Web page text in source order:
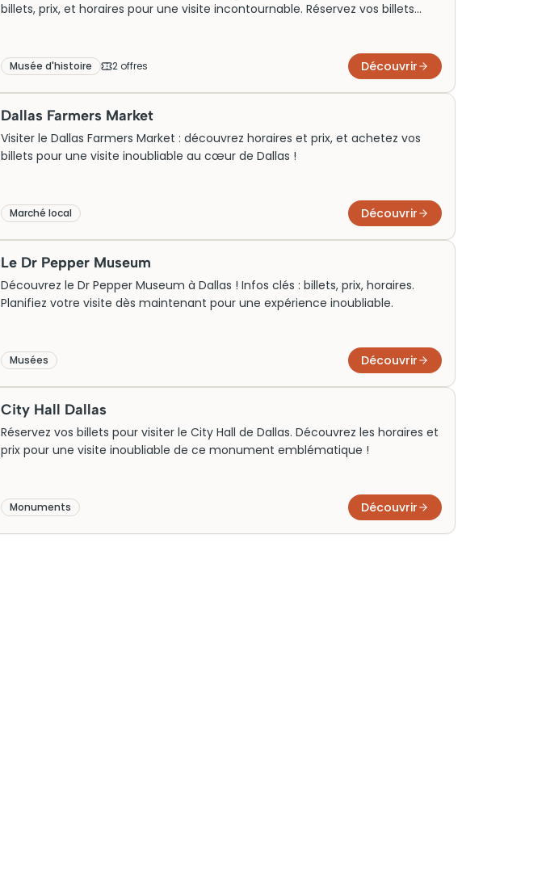
billets, prix, et horaires pour une visite incontournable. Réservez vos billets
Musée d'histoire 2 offres Découvrir
Dallas Farmers Market
Visiter le Dallas Farmers Market : découvrez horaires et prix, et achetez vos
billets pour une visite inoubliable au cœur de Dallas !
Marché local Découvrir
Le Dr Pepper Museum
Découvrez le Dr Pepper Museum à Dallas ! Infos clés : billets, prix, horaires.
Planifiez votre visite dès maintenant pour une expérience inoubliable.
Musées Découvrir
City Hall Dallas
Réservez vos billets pour visiter le City Hall de Dallas. Découvrez les horaires et
prix pour une visite inoubliable de ce monument emblématique !
Monuments Découvrir